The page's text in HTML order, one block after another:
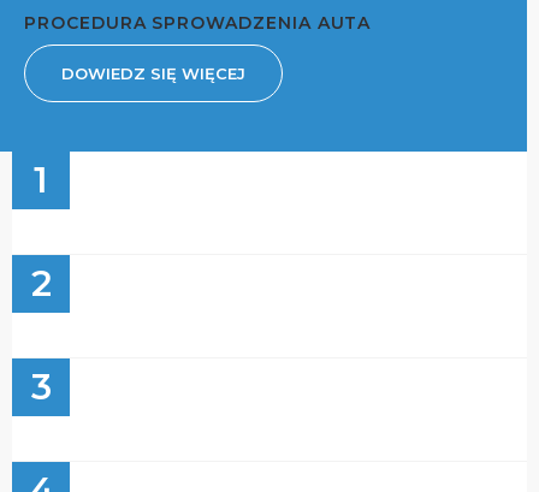
PROCEDURA SPROWADZENIA AUTA
DOWIEDZ SIĘ WIĘCEJ
1
2
3